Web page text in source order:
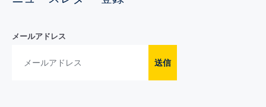
メールアドレス
送信